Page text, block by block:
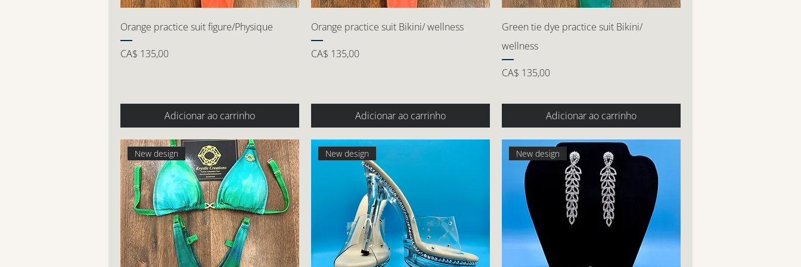
Orange practice suit figure/Physique
Preço
CA$ 135,00
Adicionar ao carrinho
Orange practice suit Bikini/ wellness
Preço
CA$ 135,00
Adicionar ao carrinho
Green tie dye practice suit Bikini/
wellness
Preço
CA$ 135,00
Adicionar ao carrinho
New design New design New design